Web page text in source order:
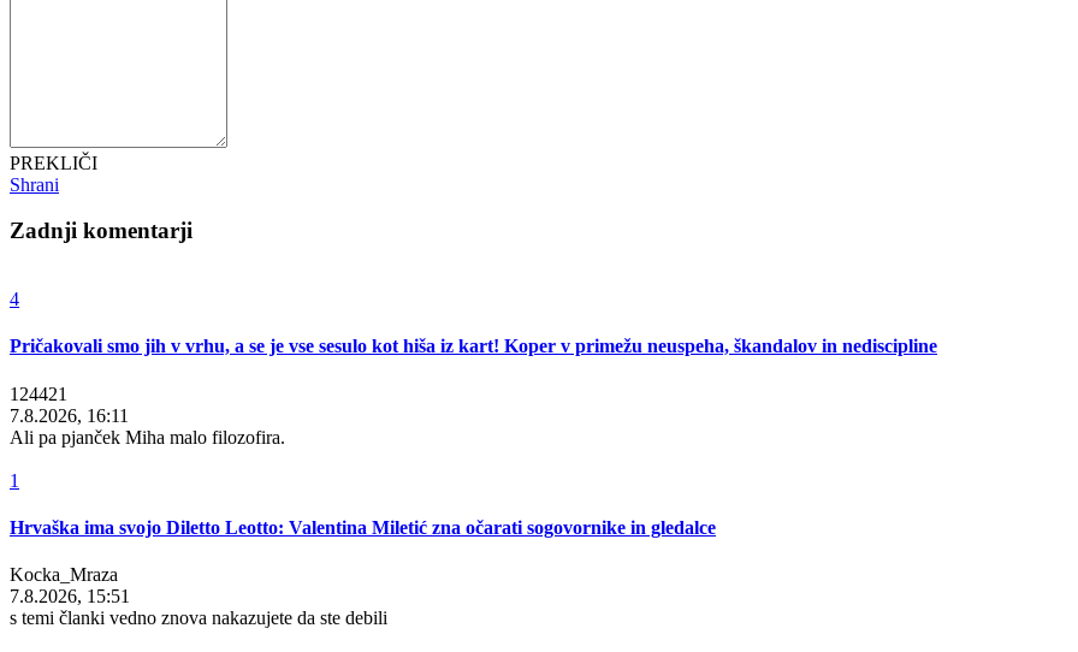
PREKLIČI
Shrani
Zadnji komentarji
4
Pričakovali smo jih v vrhu, a se je vse sesulo kot hiša iz kart! Koper v primežu neuspeha, škandalov in nediscipline
124421
7.8.2026, 16:11
Ali pa pjanček Miha malo filozofira.
1
Hrvaška ima svojo Diletto Leotto: Valentina Miletić zna očarati sogovornike in gledalce
Kocka_Mraza
7.8.2026, 15:51
s temi članki vedno znova nakazujete da ste debili